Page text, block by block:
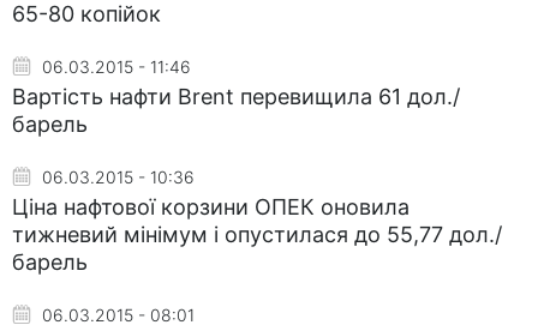
65-80 копійок
06.03.2015 - 11:46
Вартість нафти Brent перевищила 61 дол./
барель
06.03.2015 - 10:36
Ціна нафтової корзини ОПЕК оновила
тижневий мінімум і опустилася до 55,77 дол./
барель
06.03.2015 - 08:01